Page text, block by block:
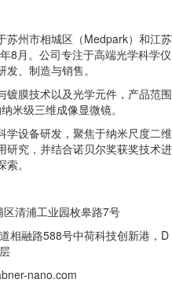
苏州市相城区（Medpark）和江苏
8月。公司专注于高端光学科学仪
、制造与销售。
镀膜技术以及光学元件，产品范围
米级三维成像显微镜。
学设备研发，聚焦于纳米尺度二维
研究，并结合诺贝尔奖获奖技术进
。
清浦工业园枚皋路7号
相融路588号中荷科技创新港，D
nano.com